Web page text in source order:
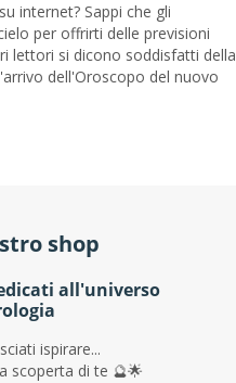
internet? Sappi che gli
per offrirti delle previsioni
lettori si dicono soddisfatti della
dell'Oroscopo del nuovo
shop
all'universo
ispirare...
scoperta di te 🔮🌟